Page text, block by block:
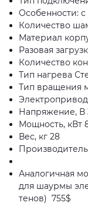
Особенности:
Количество
Материал
Разовая
Количество
Тип нагрева
Тип вращения
Напряжение, В
Мощность, кВт
Вес, кг 28
Аналогичная
для шаурмы
тенов) 755$